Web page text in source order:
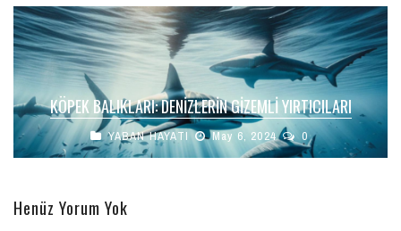
KÖPEK BALIKLARI: DENIZLERIN GIZEMLI YIRTICILARI
YABAN HAYATI May 6, 2024 0
Henüz Yorum Yok